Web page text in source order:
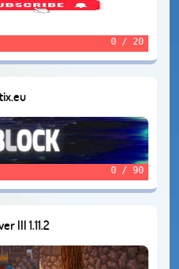
0 / 20
0 / 90
III 1.11.2